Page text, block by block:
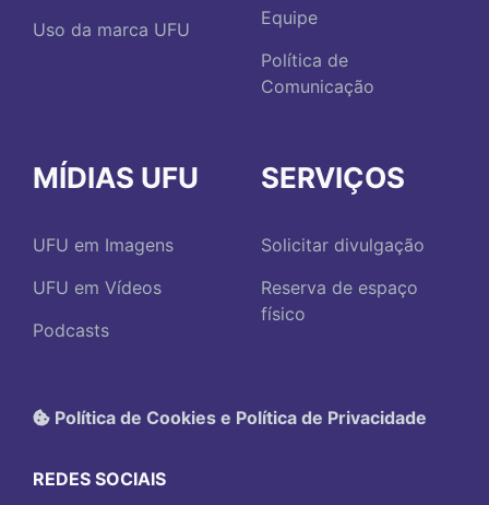
Uso da marca UFU
Equipe
Política de
Comunicação
MÍDIAS UFU
UFU em Imagens
UFU em Vídeos
Podcasts
SERVIÇOS
Solicitar divulgação
Reserva de espaço
físico
Política de Cookies e Política de Privacidade
REDES SOCIAIS